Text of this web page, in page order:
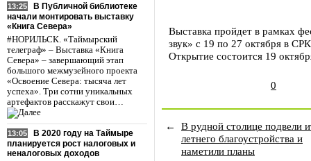
13:25
В Публичной библиотеке
начали монтировать выставку
«Книга Севера»
#НОРИЛЬСК. «Таймырский
телеграф» – Выставка «Книга
Севера» – завершающий этап
большого межмузейного проекта
«Освоение Севера: тысяча лет
успеха». Три сотни уникальных
артефактов расскажут свои…
13:05
В 2020 году на Таймыре
планируется рост налоговых и
неналоговых доходов
Выставка пройдет в рамках
звук» с 19 по 27 октября в
Открытие состоится 19
0
←
В рудной столице подвели
летнего благоустройства и
наметили планы